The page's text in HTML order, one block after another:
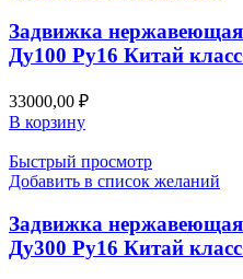
Задвижка
Ду100 Ру16 Китай
33000,00 ₽
В корзину
Быстрый просмотр
Добавить в список желаний
Задвижка
Ду300 Ру16 Китай